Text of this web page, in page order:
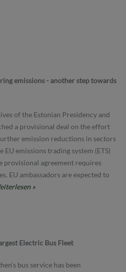
emissions - another step towards
of the Estonian Presidency and
a provisional deal on the effort
emission reductions in sectors
emissions trading system (ETS)
provisional agreement requires
EU ambassadors are expected to
»
Electric Bus Fleet
bus service has been